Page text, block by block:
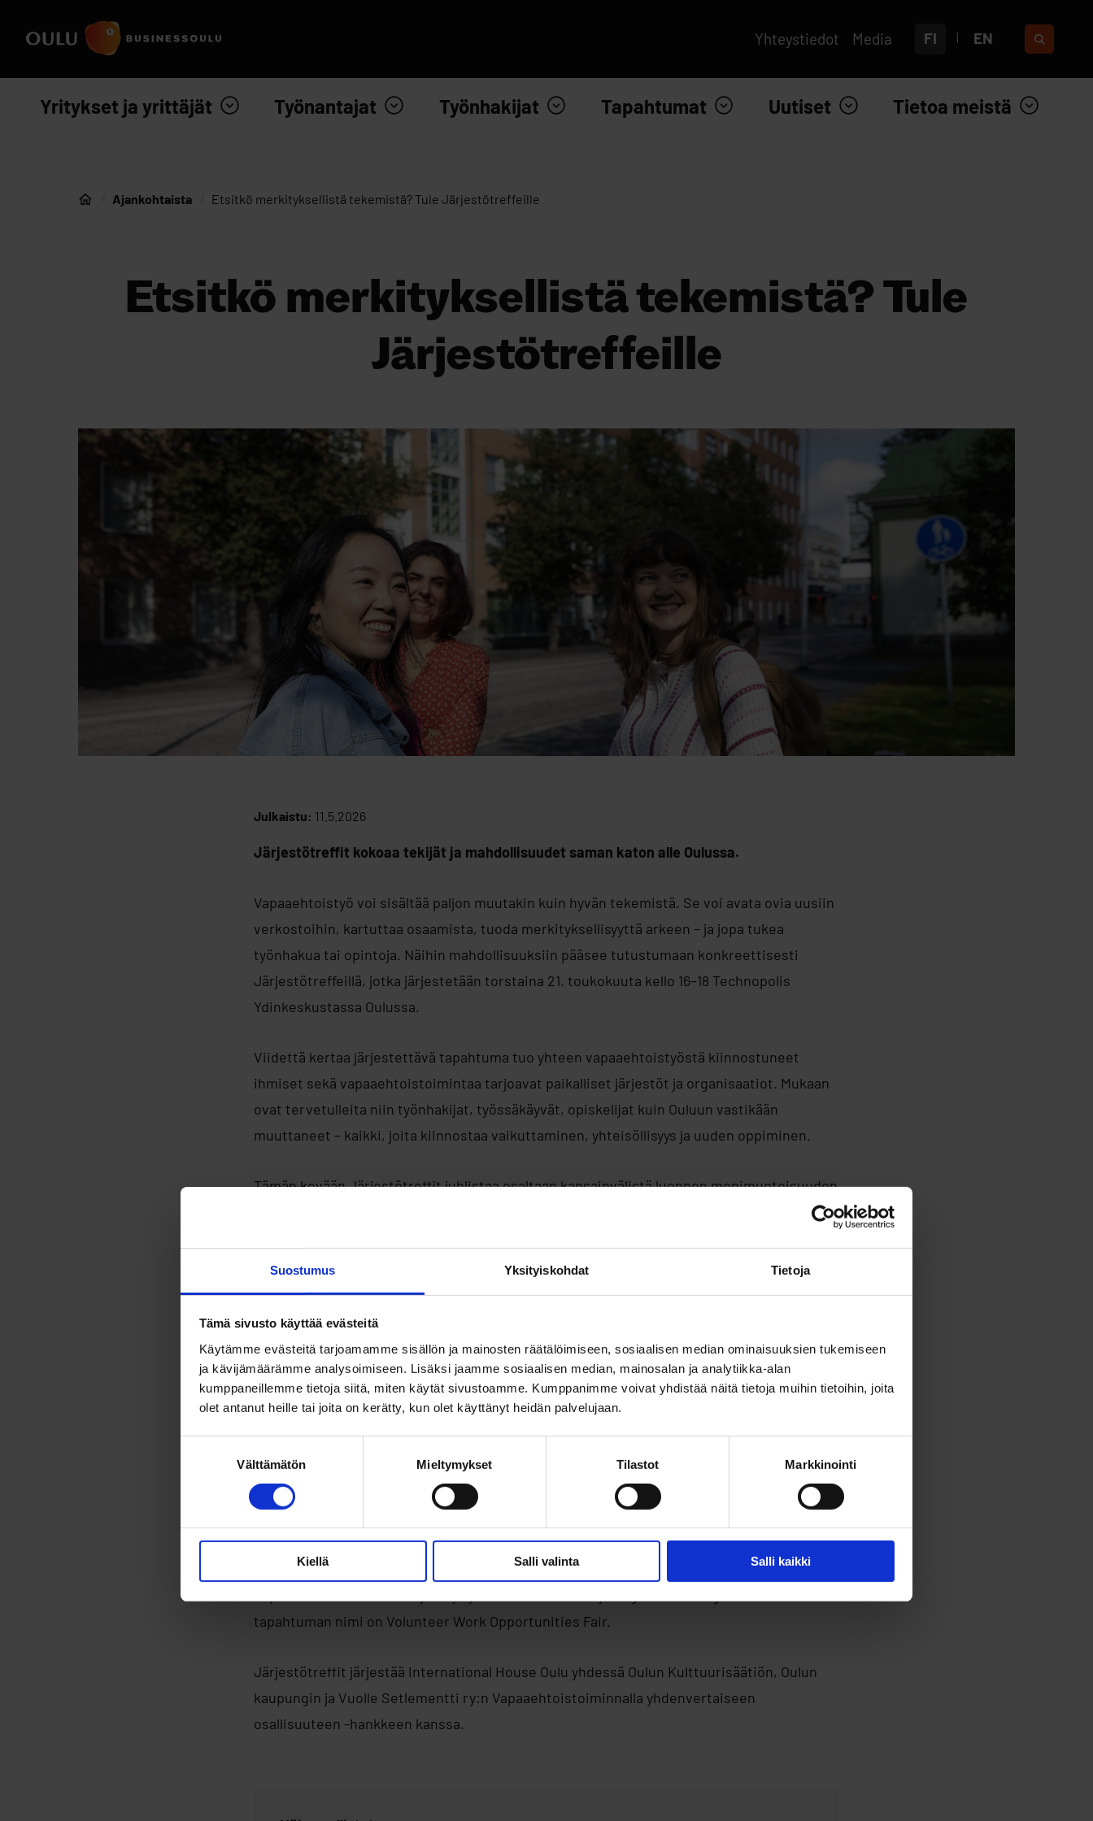
Suostumus Yksityiskohdat Tietoja
Tämä sivusto käyttää evästeitä
Käytämme evästeitä tarjoamamme sisällön ja mainosten räätälöimiseen, sosiaalisen median ominaisuuksien tukemiseen
ja kävijämäärämme analysoimiseen. Lisäksi jaamme sosiaalisen median, mainosalan ja analytiikka-alan
kumppaneillemme tietoja siitä, miten käytät sivustoamme. Kumppanimme voivat yhdistää näitä tietoja muihin tietoihin, joita
olet antanut heille tai joita on kerätty, kun olet käyttänyt heidän palvelujaan.
Välttämätön Mieltymykset Tilastot Markkinointi
Kiellä Salli valinta Salli kaikki
Yhteystiedot Media FI EN
Yritykset ja yrittäjät Työnantajat Työnhakijat Tapahtumat Uutiset Tietoa meistä
Etusivu
Ajankohtaista Etsitkö merkityksellistä tekemistä? Tule Järjestötreffeille
Etsitkö merkityksellistä tekemistä? Tule
Järjestötreffeille
Julkaistu: 11.5.2026
Järjestötreffit kokoaa tekijät ja mahdollisuudet saman katon alle Oulussa.
Vapaaehtoistyö voi sisältää paljon muutakin kuin hyvän tekemistä. Se voi avata ovia uusiin
verkostoihin, kartuttaa osaamista, tuoda merkityksellisyyttä arkeen – ja jopa tukea
työnhakua tai opintoja. Näihin mahdollisuuksiin pääsee tutustumaan konkreettisesti
Järjestötreffeillä, jotka järjestetään torstaina 21. toukokuuta kello 16–18 Technopolis
Ydinkeskustassa Oulussa.
Viidettä kertaa järjestettävä tapahtuma tuo yhteen vapaaehtoistyöstä kiinnostuneet
ihmiset sekä vapaaehtoistoimintaa tarjoavat paikalliset järjestöt ja organisaatiot. Mukaan
ovat tervetulleita niin työnhakijat, työssäkäyvät, opiskelijat kuin Ouluun vastikään
muuttaneet – kaikki, joita kiinnostaa vaikuttaminen, yhteisöllisyys ja uuden oppiminen.
Tämän kevään Järjestötreffit juhlistaa osaltaan kansainvälistä luonnon monimuotoisuuden
päivää (22.5.), ja mukana on järjestöjä, joiden toiminta kietoutuu luonnossa liikkumiseen,
– Vapaaehtoistoiminta tarjoaa matalan kynnyksen tavan tutustua paikallisiin toimijoihin ja
löytää tekemistä, joka tuntuu omalta. Samalla se voi vahvistaa muun muassa kieli- ja
työelämätaitoja, kuulumisen tunnetta sekä lisää verkostoja, kertoo
Rikupekka Leinonen
International House Oulun koordinaattori.
– Paikalle on tulossa yli kymmenen organisaatiota, muun muassa Suomen Punainen Risti,
Suomen Partiolaiset ry, Bloom ry ja Oulun Musiikkivideofestivaalit, Leinonen listaa.
Järjestötreffien aikana kävijät voivat kiertää organisaatioiden ständeillä, keskustella
Tarjolla on myös vinkkejä siihen, miten vapaaehtoistehtäviin haetaan.
tapahtuman nimi on Volunteer Work Opportunities Fair.
Järjestötreffit järjestää International House Oulu yhdessä Oulun Kulttuurisäätiön, Oulun
kaupungin ja Vuolle Setlementti ry:n Vapaaehtoistoiminnalla yhdenvertaiseen
osallisuuteen -hankkeen kanssa.